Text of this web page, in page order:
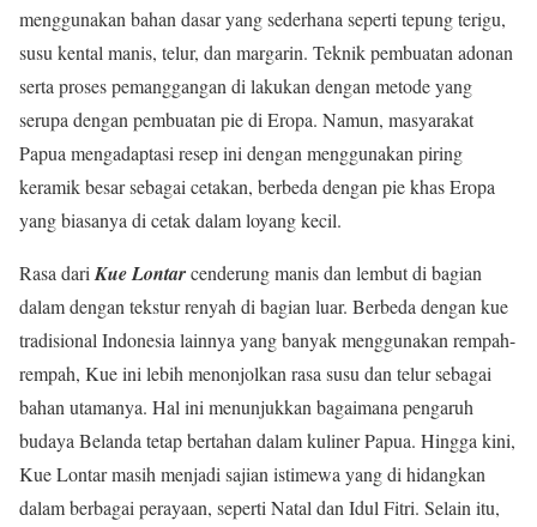
menggunakan bahan dasar yang sederhana seperti tepung terigu,
susu kental manis, telur, dan margarin. Teknik pembuatan adonan
serta proses pemanggangan di lakukan dengan metode yang
serupa dengan pembuatan pie di Eropa. Namun, masyarakat
Papua mengadaptasi resep ini dengan menggunakan piring
keramik besar sebagai cetakan, berbeda dengan pie khas Eropa
yang biasanya di cetak dalam loyang kecil.
Rasa dariKue Lontarcenderung manis dan lembut di bagian
dalam dengan tekstur renyah di bagian luar. Berbeda dengan kue
tradisional Indonesia lainnya yang banyak menggunakan rempah-
rempah, Kue ini lebih menonjolkan rasa susu dan telur sebagai
bahan utamanya. Hal ini menunjukkan bagaimana pengaruh
budaya Belanda tetap bertahan dalam kuliner Papua. Hingga kini,
Kue Lontar masih menjadi sajian istimewa yang di hidangkan
dalam berbagai perayaan, seperti Natal dan Idul Fitri. Selain itu,